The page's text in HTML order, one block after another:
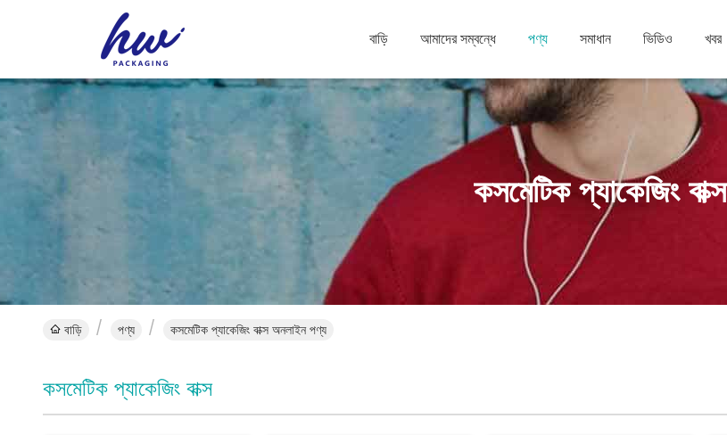
বাড়ি আমাদের সম্বন্ধে পণ্য সমাধান ভিডিও খবর
কসমেটিক প্যাকেজিং বাক্স
বাড়ি পণ্য কসমেটিক প্যাকেজিং বাক্স অনলাইন পণ্য
কসমেটিক প্যাকেজিং বাক্স